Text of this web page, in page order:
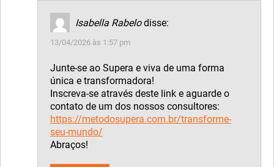
Isabella Rabelo disse:
13/04/2026 às 1:57 pm
Junte-se ao Supera e viva de uma forma
única e transformadora!
Inscreva-se através deste link e aguarde o
contato de um dos nossos consultores:
https://metodosupera.com.br/transforme-
seu-mundo/
Abraços!